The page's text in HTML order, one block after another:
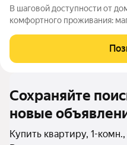
В шаговой доступности от
комфортного проживания:
Продаётся уютная квартира
инфраструктурой. Сделан
Сохраняйте
новые
Купить квартиру, 1-